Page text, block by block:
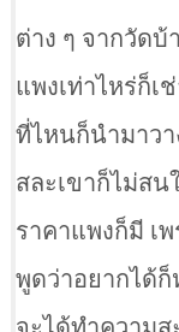
ต่าง ๆ จากวัดบ้
แพงเท่าไหร่ก็เ
ที่ไหนก็นำมาว
สละเขาก็ไม่สน
ราคาแพงก็มี เ
พูดว่าอยากได้ก็